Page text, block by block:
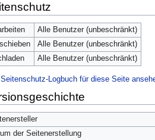
Alle Benutzer (unbeschränkt)
Alle Benutzer (unbeschränkt)
Alle Benutzer (unbeschränkt)
Seitenschutz-Logbuch für diese Seite
der Seitenerstellung